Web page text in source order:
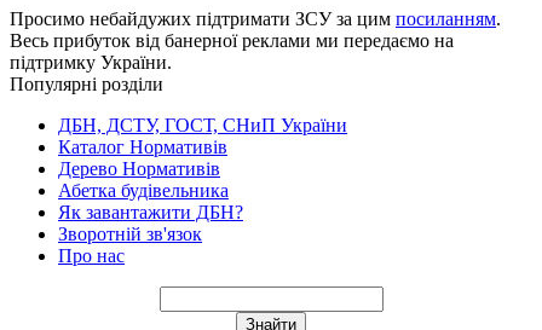
Просимо небайдужих підтримати ЗСУ за цим посиланням.
Весь прибуток від банерної реклами ми передаємо на
підтримку України.
Популярні розділи
ДБН, ДСТУ, ГОСТ, СНиП України
Каталог Нормативів
Дерево Нормативів
Абетка будівельника
Як завантажити ДБН?
Зворотній зв'язок
Про нас